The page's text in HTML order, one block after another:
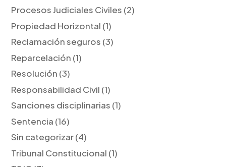
Procesos Judiciales Civiles (2)
Propiedad Horizontal (1)
Reclamación seguros (3)
Reparcelación (1)
Resolución (3)
Responsabilidad Civil (1)
Sanciones disciplinarias (1)
Sentencia (16)
Sin categorizar(4)
Tribunal Constitucional (1)